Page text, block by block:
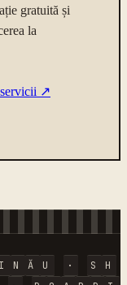
gratuită și
la
↗
I N Ă U · S
H